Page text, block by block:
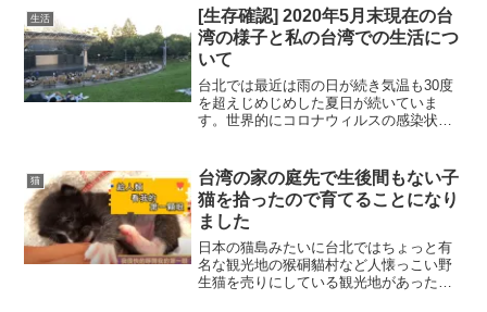
ます。古代では現在のように暖房もな
く、きれいな水や食べ物も少なかったた
め、「髪を洗ってはいけない」と言われ
ていたり、健康を保つために冷たい水を
飲んではいけない (これは日常的に行われ
ていたりする)、外出してはいけない、階
段を登ってはいけないなどなどたくさん
やってはいけないことがあります。
生活
[生存確認] 2020年5月末現在の台
湾の様子と私の台湾での生活につ
いて
台北では最近は雨の日が続き気温も30度
を超えじめじめした夏日が続いていま
す。世界的にコロナウィルスの感染状況
な状況です。封じ込め対策に成功して感
染者数が少なかった台湾ではもともと外
出禁止などの制限はなかったのですが、
特定の建物に入るときや電車に乗るとき
にマスク着用が義務付けられている状況
は今も変わらず、毎朝オフィスビルでは
検温され、少し高めのレストランでは検
温されます。
猫
台湾の家の庭先で生後間もない子
猫を拾ったので育てることになり
ました
日本の猫島みたいに台北ではちょっと有
名な観光地の猴硐貓村など人懐っこい野
生猫を売りにしている観光地があったり